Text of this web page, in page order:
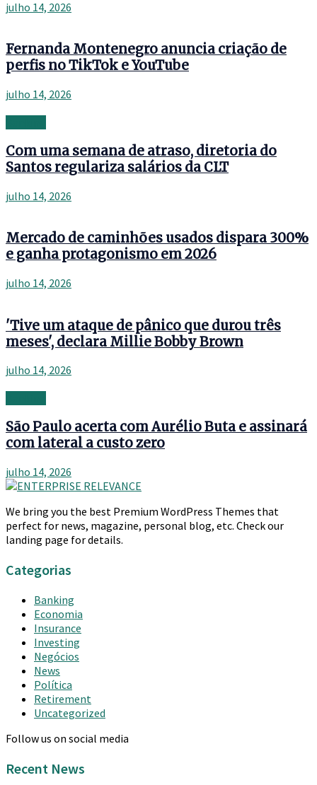
julho 14, 2026
Fernanda Montenegro anuncia criação de
perfis no TikTok e YouTube
julho 14, 2026
Com uma semana de atraso, diretoria do
Santos regulariza salários da CLT
julho 14, 2026
Mercado de caminhões usados dispara 300%
e ganha protagonismo em 2026
julho 14, 2026
'Tive um ataque de pânico que durou três
meses', declara Millie Bobby Brown
julho 14, 2026
São Paulo acerta com Aurélio Buta e assinará
com lateral a custo zero
julho 14, 2026
We bring you the best Premium WordPress Themes that
perfect for news, magazine, personal blog, etc. Check our
landing page for details.
Categorias
Banking
Economia
Insurance
Investing
Negócios
News
Política
Retirement
Uncategorized
Follow us on social media
Recent News